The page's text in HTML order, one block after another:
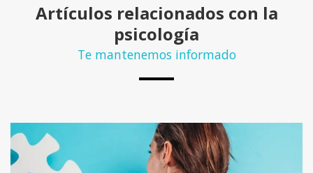
Artículos relacionados con la
psicología
Te mantenemos informado